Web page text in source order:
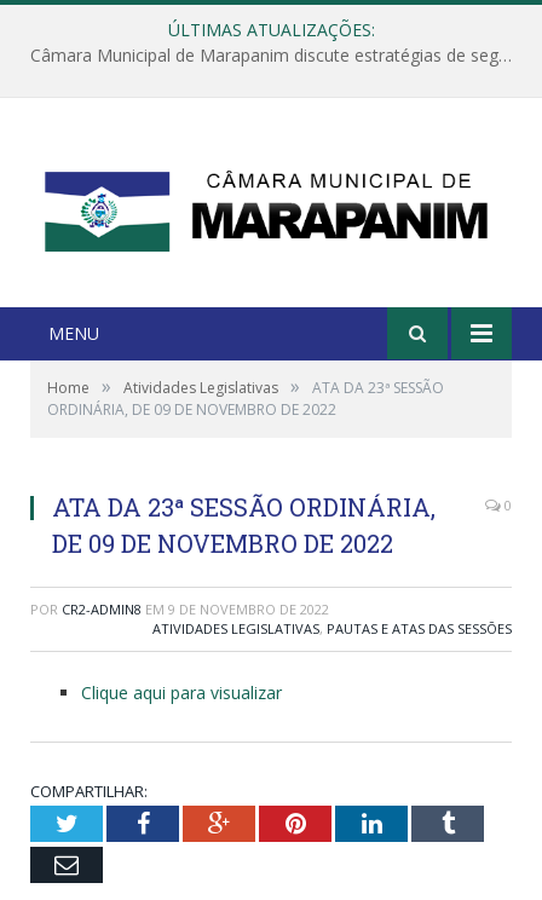
ÚLTIMAS ATUALIZAÇÕES:
Câmara Municipal de Marapanim discute estratégias de segurança com autoridades e poder executivo
MENU
Home » Atividades Legislativas »
ATA DA 23ª SESSÃO
ORDINÁRIA, DE 09 DE NOVEMBRO DE 2022
ATA DA 23ª SESSÃO ORDINÁRIA,
DE 09 DE NOVEMBRO DE 2022
0
POR CR2-ADMIN8 EM 9 DE NOVEMBRO DE 2022
ATIVIDADES LEGISLATIVAS, PAUTAS E ATAS DAS SESSÕES
Clique aqui para visualizar
COMPARTILHAR:
TwitterFacebookGoogle+PinterestLinkedInTumblr
Email